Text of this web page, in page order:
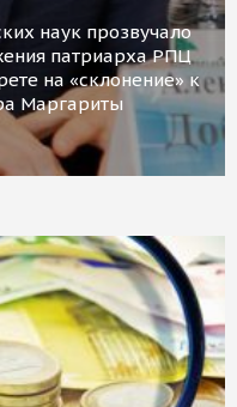
наук прозвучало
патриарха РПЦ
на «склонение» к
Маргариты